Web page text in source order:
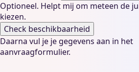
Optioneel. Helpt mij om meteen de
kiezen.
Check beschikbaarheid
Daarna vul je je gegevens aan in het
aanvraagformulier.